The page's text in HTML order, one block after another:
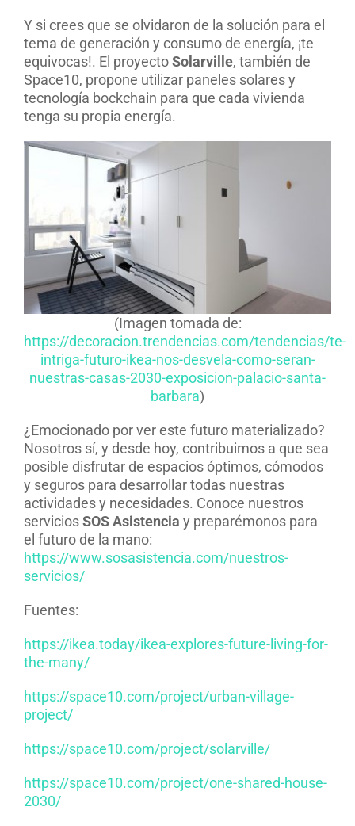
Y si crees que se olvidaron de la solución para el
tema de generación y consumo de energía, ¡te
equivocas!. El proyectoSolarville, también de
Space10, propone utilizar paneles solares y
tecnología bockchain para que cada vivienda
tenga su propia energía.
(Imagen tomada de:
https://decoracion.trendencias.com/tendencias/te-
intriga-futuro-ikea-nos-desvela-como-seran-
nuestras-casas-2030-exposicion-palacio-santa-
barbara)
¿Emocionado por ver este futuro materializado?
Nosotros sí, y desde hoy, contribuimos a que sea
posible disfrutar de espacios óptimos, cómodos
y seguros para desarrollar todas nuestras
actividades y necesidades. Conoce nuestros
serviciosSOS Asistencia y preparémonos para
el futuro de la mano:
https://www.sosasistencia.com/nuestros-
servicios/
Fuentes:
https://ikea.today/ikea-explores-future-living-for-
the-many/
https://space10.com/project/urban-village-
project/
https://space10.com/project/solarville/
https://space10.com/project/one-shared-house-
2030/